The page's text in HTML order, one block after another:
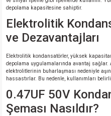
depolama kapasitesine sahiptir.
Elektrolitik
ve Dezavantajları
Elektrolitik kondansatörler, yüksek
depolama uygulamalarında avantaj sağlar.
elektrolitlerinin buharlaşması nedeniyle
hassastırlar. Bu nedenle, kullanımları
0.47UF 50V
Şeması Nasıldır?